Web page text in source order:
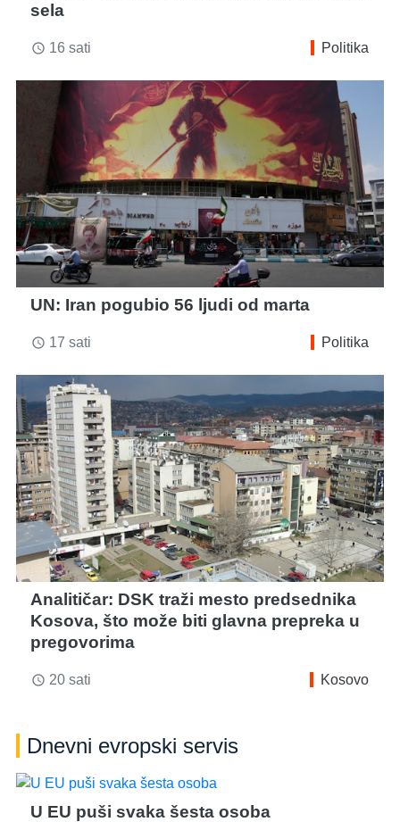
sela
access_time 16 sati Politika
UN: Iran pogubio 56 ljudi od marta
access_time 17 sati Politika
Analitičar: DSK traži mesto predsednika
Kosova, što može biti glavna prepreka u
pregovorima
access_time 20 sati Kosovo
Dnevni evropski servis
U EU puši svaka šesta osoba